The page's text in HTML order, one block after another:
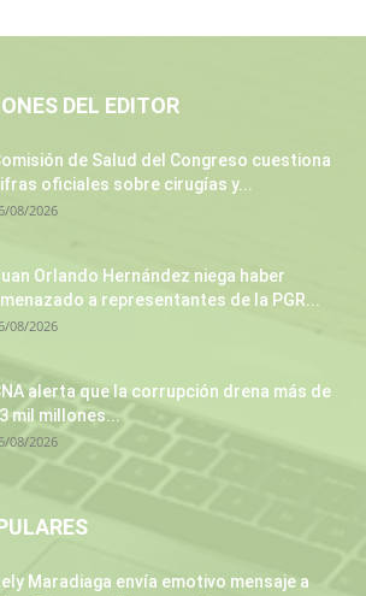
DEL EDITOR
de Salud del Congreso cuestiona
oficiales sobre cirugías y...
08/2026
Orlando Hernández niega haber
a representantes de la PGR...
08/2026
alerta que la corrupción drena más de
mil millones...
08/2026
Maradiaga envía emotivo mensaje a